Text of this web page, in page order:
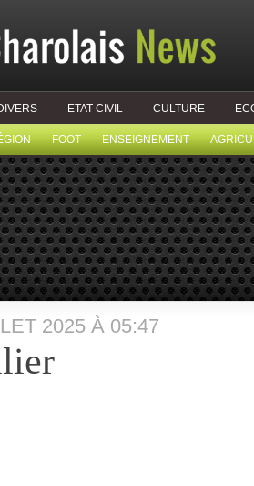
ETAT CIVIL CULTURE
FOOT ENSEIGNEMENT
2025 À 05:47